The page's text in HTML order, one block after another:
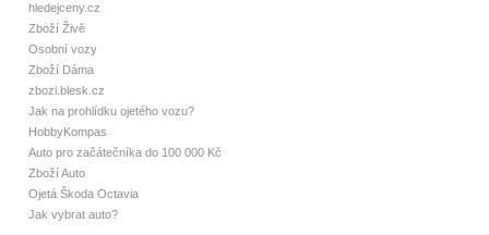
hledejceny.cz
Zboží Živě
Osobní vozy
Zboží Dáma
zbozi.blesk.cz
Jak na prohlídku ojetého vozu?
HobbyKompas
Auto pro začátečníka do 100 000 Kč
Zboží Auto
Ojetá Škoda Octavia
Jak vybrat auto?